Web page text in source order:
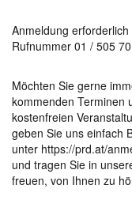
Anmeldung
Rufnummer 01 / 505
Möchten Sie gerne
kommenden Terminen
kostenfreien
geben Sie uns einfach
unter https://prd.at/
und tragen Sie in
freuen, von Ihnen zu